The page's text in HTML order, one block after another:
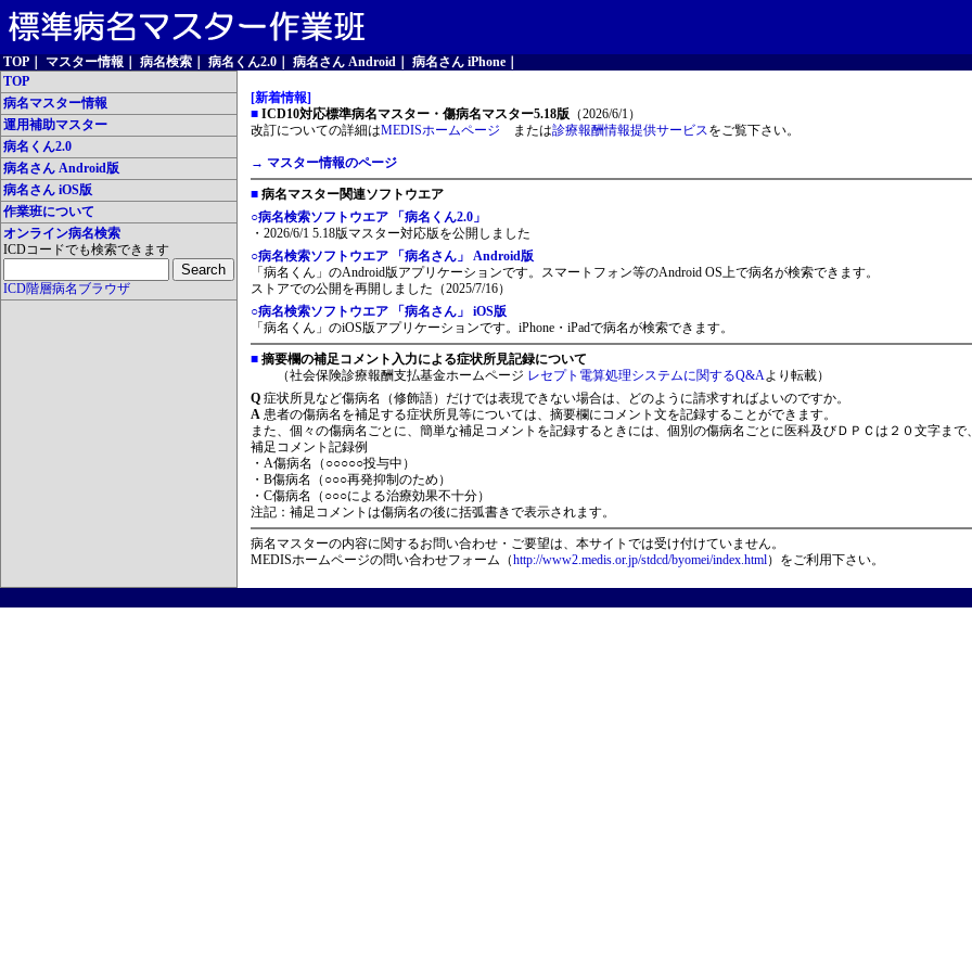
TOP マスター情報 病名検索 病名くん2.0 病名さん Android 病名さん iPhone
TOP
病名マスター情報
運用補助マスター
病名くん2.0
病名さん Android版
病名さん iOS版
作業班について
オンライン病名検索
ICDコードでも検索できます
ICD階層病名ブラウザ
[新着情報]
■ ICD10対応標準病名マスター・傷病名マスター5.18版 （2026/6/1）
改訂についての詳細はMEDISホームページ または診療報酬情報提供サービスをご覧下さい。
→ マスター情報のページ
■ 病名マスター関連ソフトウエア
○病名検索ソフトウエア 「病名くん2.0」
・2026/6/1 5.18版マスター対応版を公開しました
○病名検索ソフトウエア 「病名さん」 Android版
「病名くん」のAndroid版アプリケーションです。スマートフォン等のAndroid OS上で病名が検索できます。
ストアでの公開を再開しました（2025/7/16）
○病名検索ソフトウエア 「病名さん」 iOS版
「病名くん」のiOS版アプリケーションです。iPhone・iPadで病名が検索できます。
■ 摘要欄の補足コメント入力による症状所見記録について
（社会保険診療報酬支払基金ホームページ レセプト電算処理システムに関するQ&Aより転載）
Q 症状所見など傷病名（修飾語）だけでは表現できない場合は、どのように請求すればよいのですか。
A 患者の傷病名を補足する症状所見等については、摘要欄にコメント文を記録することができます。
また、個々の傷病名ごとに、簡単な補足コメントを記録するときには、個別の傷病名ごとに医科及びＤＰＣは２０文字まで
補足コメント記録例
・A傷病名（○○○○○投与中）
・B傷病名（○○○再発抑制のため）
・C傷病名（○○○による治療効果不十分）
注記：補足コメントは傷病名の後に括弧書きで表示されます。
病名マスターの内容に関するお問い合わせ・ご要望は、本サイトでは受け付けていません。
MEDISホームページの問い合わせフォーム（http://www2.medis.or.jp/stdcd/byomei/index.html）をご利用下さい。